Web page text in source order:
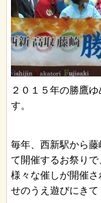
２０１５年の勝鷹
す。
毎年、西新駅から
て開催するお祭り
様々な催しが開催
せのうえ遊びにきて